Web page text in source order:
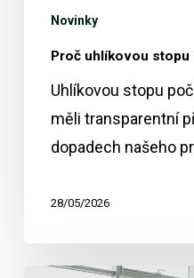
Novinky
Proč uhlíkovou stopu
Uhlíkovou stopu
měli transparentní
dopadech našeho
28/05/2026